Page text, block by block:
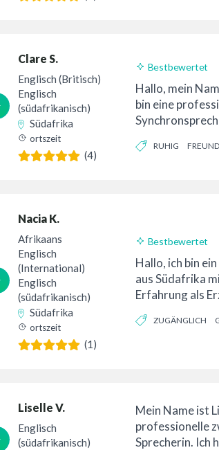
Clare S.
Englisch (Britisch)
Englisch
(südafrikanisch)
Südafrika
ortszeit
(4)
Bestbewertet
24-Stunden-
Hallo, mein
bin eine
einemRUHIG
Nacia K.
Afrikaans
Englisch
(International)
Englisch
(südafrikanisch)
Südafrika
ortszeit
(1)
Bestbewertet
24-Stunden-
Hallo, ich bin
aus Südafrika
Erfahrung als
ZUGÄNGLICH
Liselle V.
Englisch
(südafrikanisch)
Mein Name ist
professionelle
Sprecherin. Ich